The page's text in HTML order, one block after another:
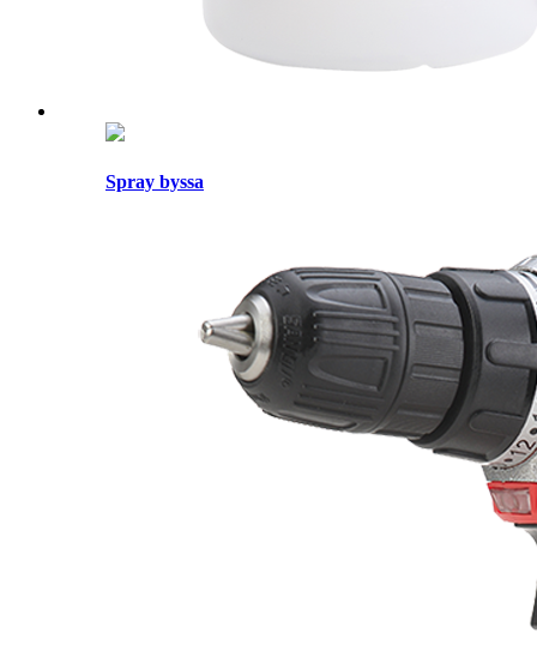
Spray byssa